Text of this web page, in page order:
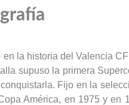
la historia del Valencia
supuso la primera
Fijo en la
América, en 1975 y en